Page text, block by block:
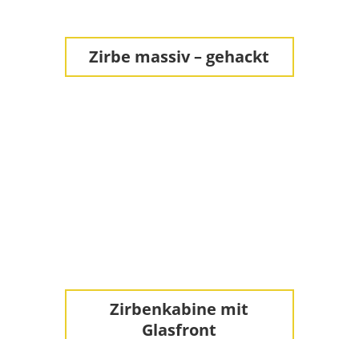
Zirbe massiv – gehackt
Zirbenkabine mit
Glasfront